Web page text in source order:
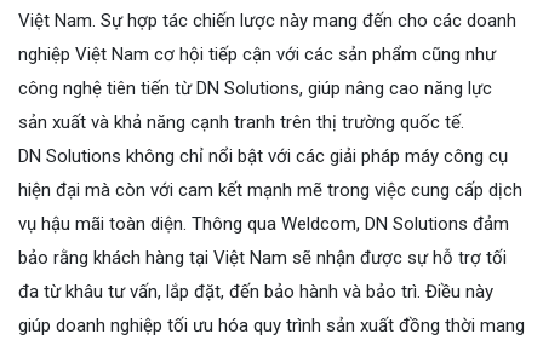
Việt Nam. Sự hợp tác chiến lược này mang đến cho các doanh
nghiệp Việt Nam cơ hội tiếp cận với các sản phẩm cũng như
công nghệ tiên tiến từ DN Solutions, giúp nâng cao năng lực
sản xuất và khả năng cạnh tranh trên thị trường quốc tế.
DN Solutions không chỉ nổi bật với các giải pháp máy công cụ
hiện đại mà còn với cam kết mạnh mẽ trong việc cung cấp dịch
vụ hậu mãi toàn diện. Thông qua Weldcom, DN Solutions đảm
bảo rằng khách hàng tại Việt Nam sẽ nhận được sự hỗ trợ tối
đa từ khâu tư vấn, lắp đặt, đến bảo hành và bảo trì. Điều này
giúp doanh nghiệp tối ưu hóa quy trình sản xuất đồng thời mang